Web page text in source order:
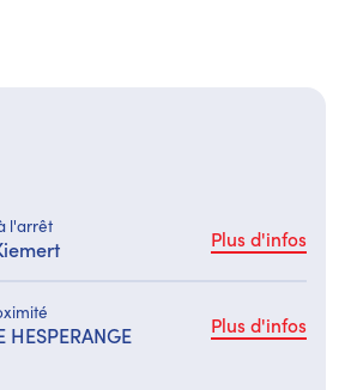
l'arrêt Plus d'infos
HESPERANGE Plus d'infos